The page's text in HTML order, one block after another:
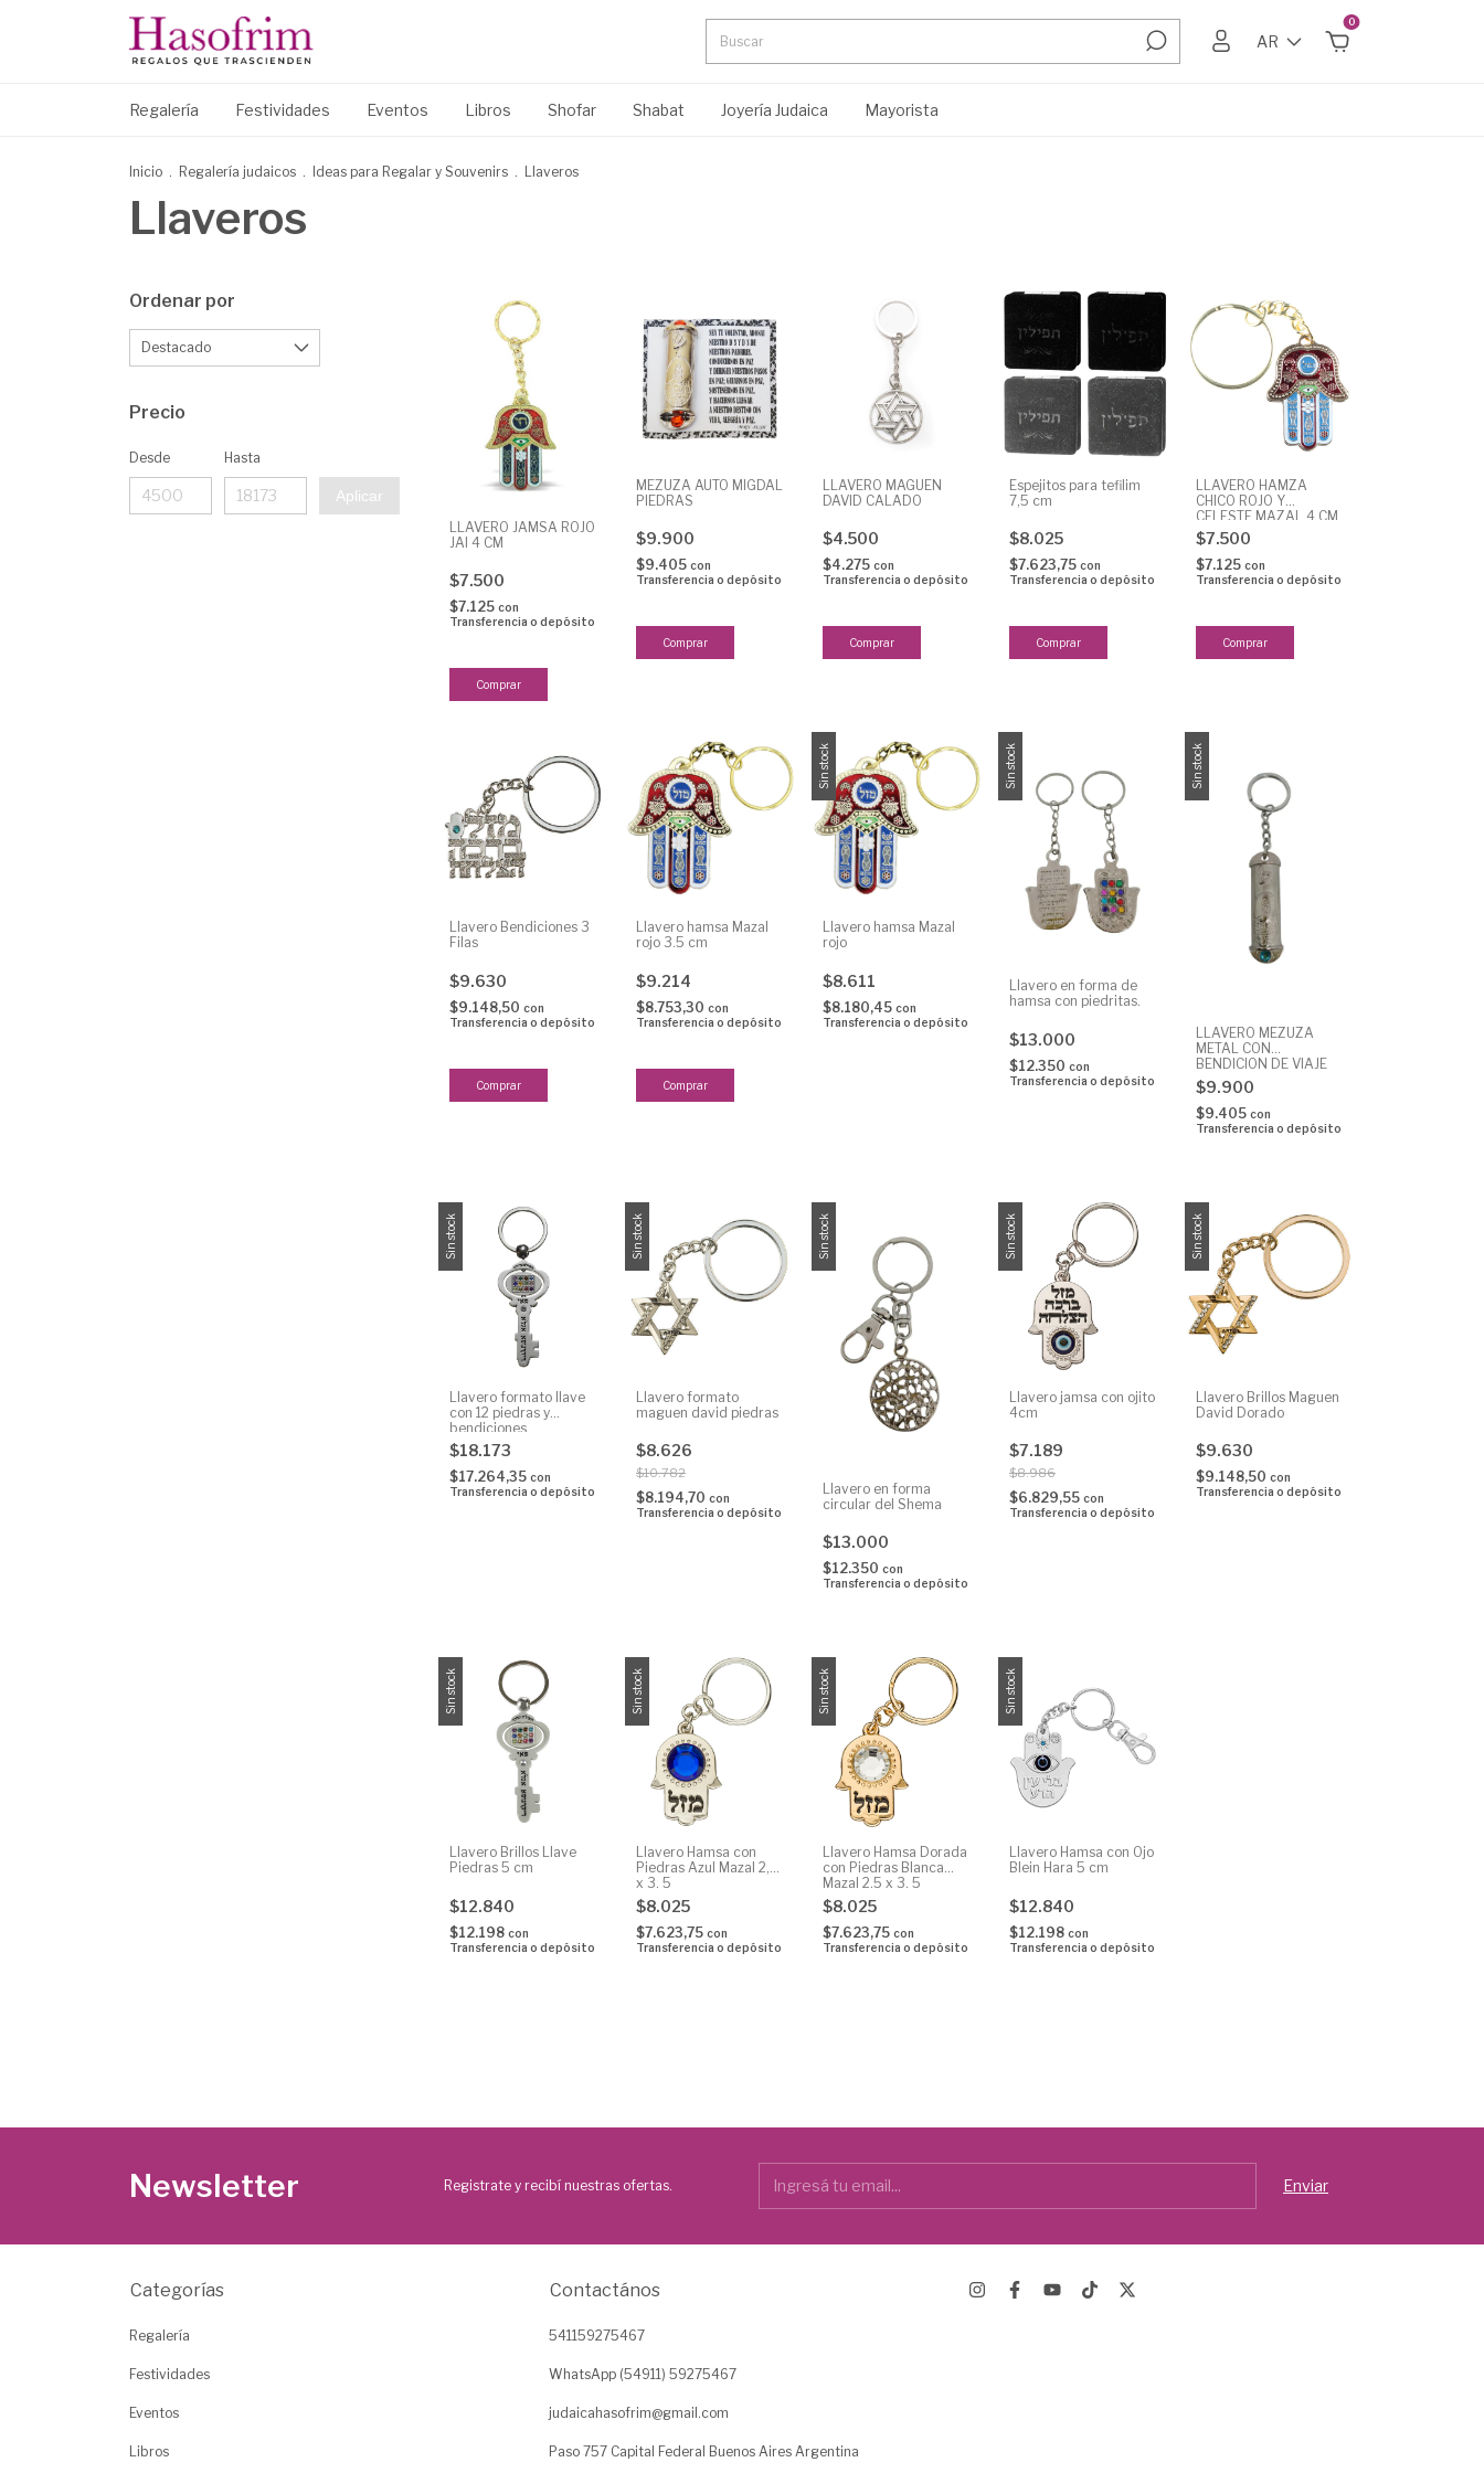
AR
0
Regalería Festividades Eventos Libros Shofar Shabat Joyería Judaica Mayorista
Inicio . Regalería judaicos . Ideas para Regalar y Souvenirs . Llaveros
Llaveros
Ordenar por
Precio
Desde Hasta
Aplicar
LLAVERO JAMSA ROJO
JAI 4 CM
$7.500
$7.125 con
Transferencia o depósito
MEZUZA AUTO MIGDAL
PIEDRAS
$9.900
$9.405 con
Transferencia o depósito
LLAVERO MAGUEN
DAVID CALADO
$4.500
$4.275 con
Transferencia o depósito
Espejitos para tefilim
7,5 cm
$8.025
$7.623,75 con
Transferencia o depósito
LLAVERO HAMZA
CHICO ROJO Y
CELESTE MAZAL 4 CM
$7.500
$7.125 con
Transferencia o depósito
Llavero Bendiciones 3
Filas
$9.630
$9.148,50 con
Transferencia o depósito
Llavero hamsa Mazal
rojo 3.5 cm
$9.214
$8.753,30 con
Transferencia o depósito
Sin stock
Llavero hamsa Mazal
rojo
$8.611
$8.180,45 con
Transferencia o depósito
Sin stock
Llavero en forma de
hamsa con piedritas.
$13.000
$12.350 con
Transferencia o depósito
Sin stock
LLAVERO MEZUZA
METAL CON
BENDICION DE VIAJE
$9.900
$9.405 con
Transferencia o depósito
Sin stock
Llavero formato llave
con 12 piedras y
bendiciones
$18.173
$17.264,35 con
Transferencia o depósito
Sin stock
Llavero formato
maguen david piedras
$8.626
$10.782
$8.194,70 con
Transferencia o depósito
Sin stock
Llavero en forma
circular del Shema
$13.000
$12.350 con
Transferencia o depósito
Sin stock
Llavero jamsa con ojito
4cm
$7.189
$8.986
$6.829,55 con
Transferencia o depósito
Sin stock
Llavero Brillos Maguen
David Dorado
$9.630
$9.148,50 con
Transferencia o depósito
Sin stock
Llavero Brillos Llave
Piedras 5 cm
$12.840
$12.198 con
Transferencia o depósito
Sin stock
Llavero Hamsa con
Piedras Azul Mazal 2,5
x 3, 5
$8.025
$7.623,75 con
Transferencia o depósito
Sin stock
Llavero Hamsa Dorada
con Piedras Blanca
Mazal 2,5 x 3, 5
$8.025
$7.623,75 con
Transferencia o depósito
Sin stock
Llavero Hamsa con Ojo
Blein Hara 5 cm
$12.840
$12.198 con
Transferencia o depósito
Newsletter Registrate y recibí nuestras ofertas.
Categorías
Regalería
Festividades
Eventos
Libros
Contactános
541159275467
WhatsApp (54911) 59275467
judaicahasofrim@gmail.com
Paso 757 Capital Federal Buenos Aires Argentina